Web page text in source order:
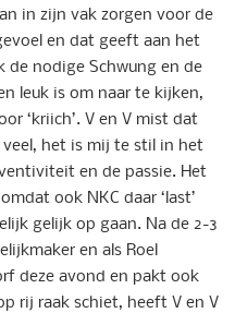
in zijn vak zorgen voor de
en dat geeft aan het
de nodige Schwung en de
leuk is om naar te kijken,
‘kriich’. V en V mist dat
het is mij te stil in het
en de passie. Het
ook NKC daar ‘last’
gelijk op gaan. Na de 2-3
en als Roel
deze avond en pakt ook
rij raak schiet, heeft V en V